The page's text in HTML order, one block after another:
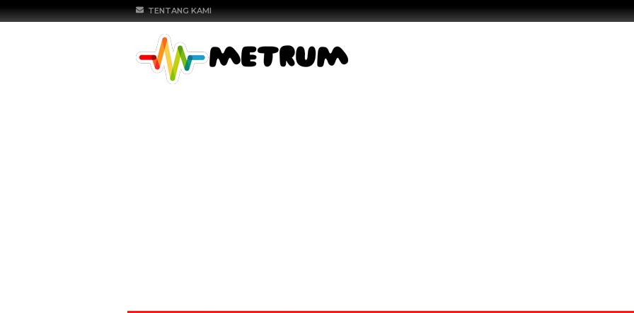
TENTANG KAMI